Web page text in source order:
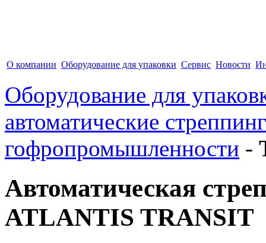
О компании Оборудование для упаковки Сервис Новости
Оборудование для
автоматические
гофропромышленности -
Автоматическая
ATLANTIS TRANSIT